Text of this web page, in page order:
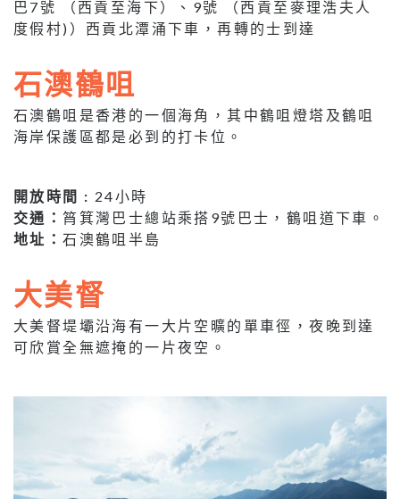
巴7號 （西貢至海下）、9號 （西貢至麥理浩夫人
度假村)）西貢北潭涌下車，再轉的士到達
石澳鶴咀
石澳鶴咀是香港的一個海角，其中鶴咀燈塔及鶴咀
海岸保護區都是必到的打卡位。
開放時間 : 24小時
交通：筲箕灣巴士總站乘搭9號巴士，鶴咀道下車。
地址：石澳鶴咀半島
大美督
大美督堤壩沿海有一大片空曠的單車徑，夜晚到達
可欣賞全無遮掩的一片夜空。